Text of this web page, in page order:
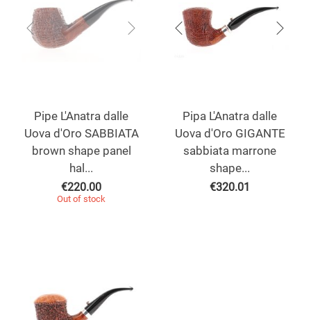
Pipe L'Anatra dalle
Uova d'Oro SABBIATA
brown shape panel
hal...
€220.00
Out of stock
Pipa L'Anatra dalle
Uova d'Oro GIGANTE
sabbiata marrone
shape...
€320.01